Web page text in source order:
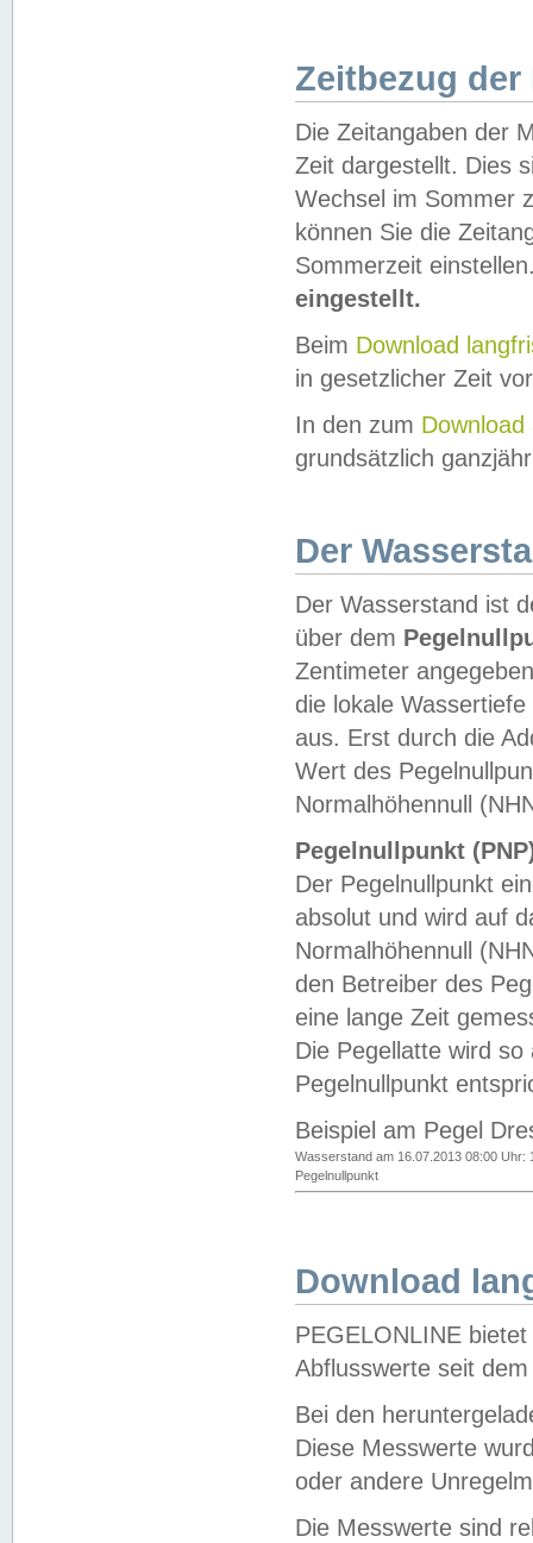
Zeitbezug der
Die Zeitangaben der
Zeit dargestellt. Dies
Wechsel im Sommer
können Sie die
Sommerzeit
eingestellt.
Beim Download
in gesetzlicher Zeit
In den zum Download
grundsätzlich
Der
Der Wasserstand ist
über dem
Zentimeter
die lokale
aus. Erst durch die
Wert des
Normalhöhennull
Pegelnullpunkt
Der Pegelnullpunkt
absolut und wird auf
Normalhöhennull
den Betreiber des
eine lange Zeit
Die Pegellatte wird
Pegelnullpunkt
Beispiel am Pegel
Wasserstand am 16.07.2013 08:00 Uhr:
Pegelnullpunkt
Download
PEGELONLINE
Abflusswerte seit
Bei den
Diese Messwerte
oder andere
Die Messwerte sind